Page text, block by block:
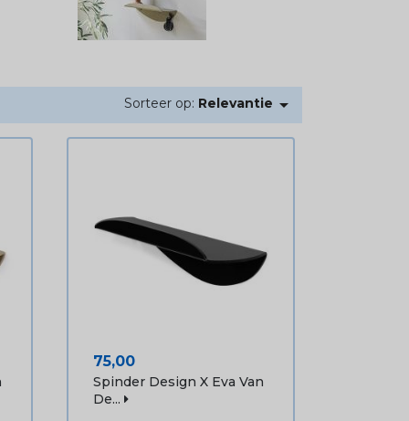
Sorteer op: Relevantie 
Prijs
75,00
Spinder Design X Eva Van
De...